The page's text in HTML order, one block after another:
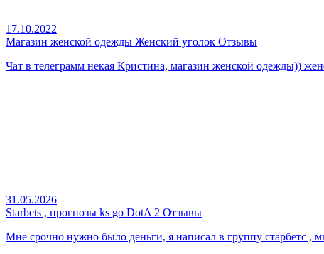
17.10.2022
Магазин женской одежды Женский уголок Отзывы
Чат в телеграмм некая Кристина, магазин женской одежды))
31.05.2026
Starbets , прогнозы ks go DotA 2 Отзывы
Мне срочно нужно было деньги, я написал в группу старбетс ,